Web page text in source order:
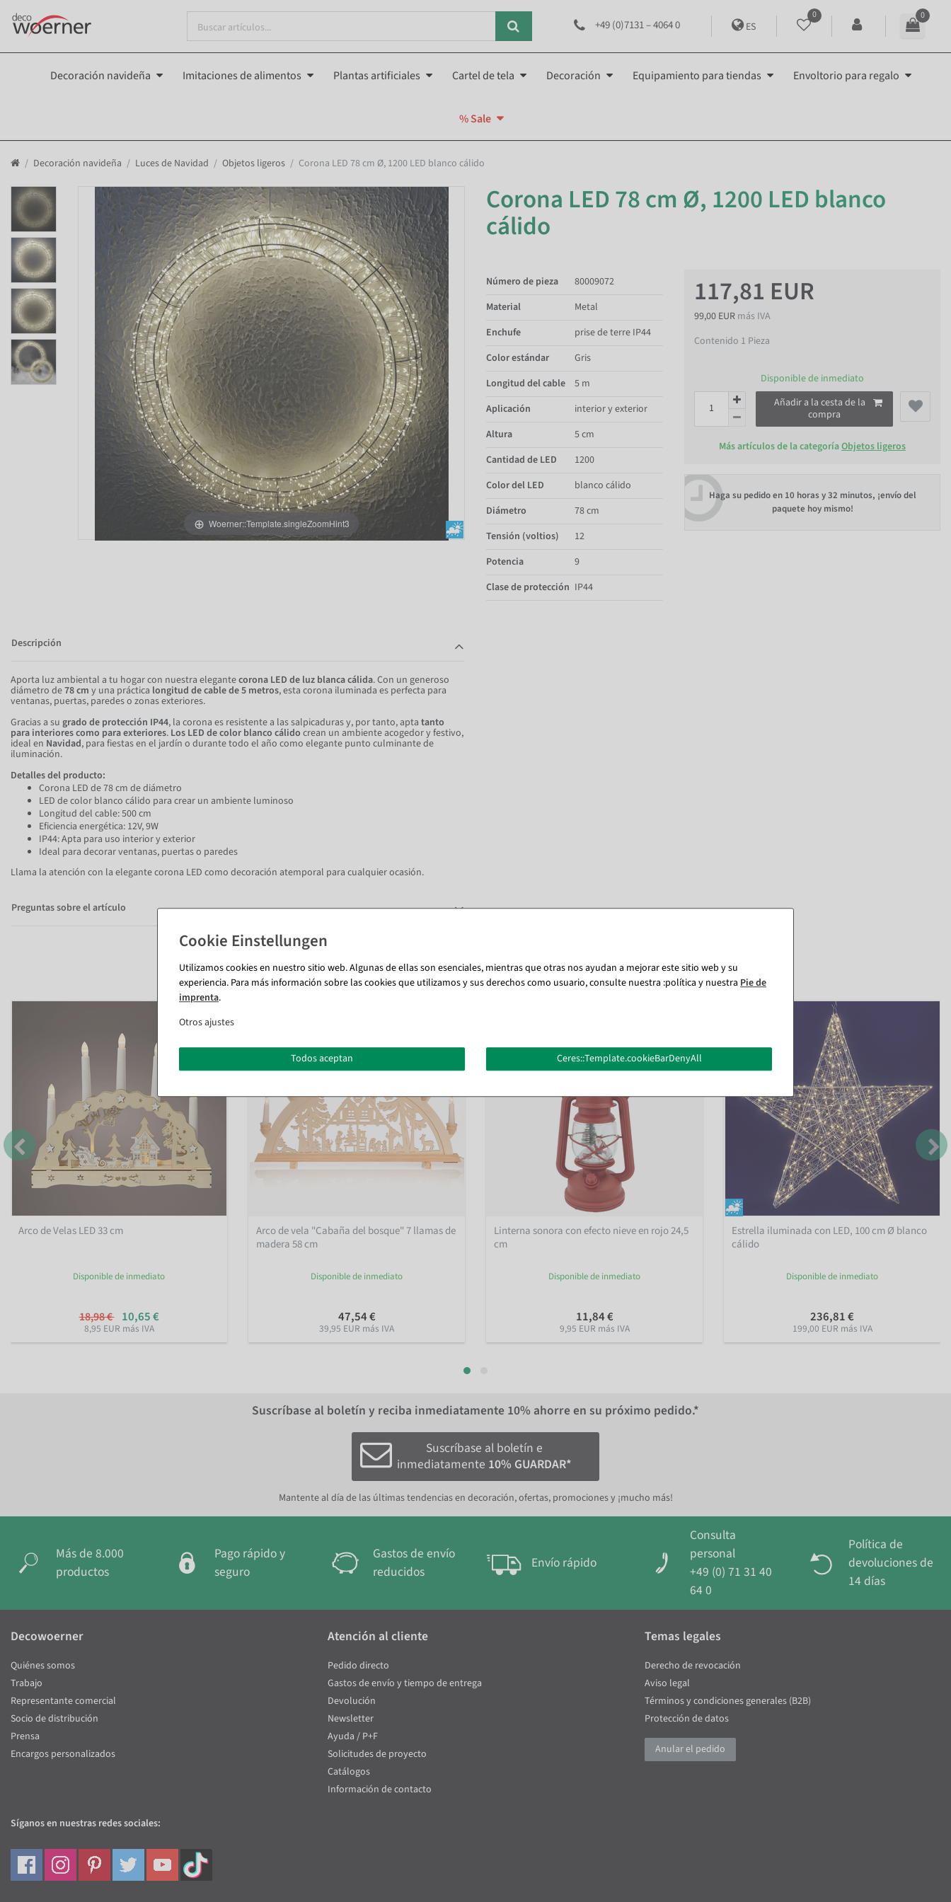
+49 (0)7131 – 4064 0 ES
0 0
Decoración navideña Imitaciones de alimentos Plantas artificiales Cartel de tela Decoración Equipamiento para tiendas Envoltorio para regalo
% Sale
Decoración navideña Luces de Navidad Objetos ligeros Corona LED 78 cm Ø, 1200 LED blanco cálido
Woerner::Template.singleZoomHint3
Corona LED 78 cm Ø, 1200 LED blanco
cálido
117,81 EUR
99,00 EUR más IVA
Contenido 1 Pieza
Disponible de inmediato
Añadir a la cesta de la
compra
Más artículos de la categoríaObjetos ligeros
Haga su pedido en 10 horas y 32 minutos, ¡envío del
paquete hoy mismo!
Número de pieza
80009072
Material
Metal
Enchufe
prise de terre IP44
Color estándar
Gris
Longitud del cable
5 m
Aplicación
interior y exterior
Altura
5 cm
Cantidad de LED
1200
Color del LED
blanco cálido
Diámetro
78 cm
Tensión (voltios)
12
Potencia
9
Clase de protección IP44
Descripción
Aporta luz ambiental a tu hogar con nuestra elegantecorona LED de luz blanca cálida. Con un generoso
diámetro de78 cm y una práctica longitud de cable de 5 metros, esta corona iluminada es perfecta para
ventanas, puertas, paredes o zonas exteriores.
Gracias a su grado de protección IP44, la corona es resistente a las salpicaduras y, por tanto, apta tanto
para interiores como para exteriores. Los LED de color blanco cálido crean un ambiente acogedor y festivo,
ideal en Navidad, para fiestas en el jardín o durante todo el año como elegante punto culminante de
iluminación.
Detalles del producto:
Corona LED de 78 cm de diámetro
LED de color blanco cálido para crear un ambiente luminoso
Longitud del cable: 500 cm
Eficiencia energética: 12V, 9W
IP44: Apta para uso interior y exterior
Ideal para decorar ventanas, puertas o paredes
Llama la atención con la elegante corona LED como decoración atemporal para cualquier ocasión.
Preguntas sobre el artículo
También te puede gustar (8)
%
Arco de Velas LED 33 cm
Disponible de inmediato
18,98 € 10,65 €
8,95 EUR más IVA
Arco de vela "Cabaña del bosque" 7 llamas de
madera 58 cm
Disponible de inmediato
47,54 €
39,95 EUR más IVA
Linterna sonora con efecto nieve en rojo 24,5
cm
Disponible de inmediato
11,84 €
9,95 EUR más IVA
Estrella iluminada con LED, 100 cm Ø blanco
cálido
Disponible de inmediato
236,81 €
199,00 EUR más IVA
Suscríbase al boletín y reciba inmediatamente 10% ahorre en su próximo pedido.*
Suscríbase al boletín e
inmediatamente 10% GUARDAR*
Mantente al día de las últimas tendencias en decoración, ofertas, promociones y ¡mucho más!
Más de 8.000
productos
Pago rápido y
seguro
Gastos de envío
reducidos
Envío rápido
Consulta
personal
+49 (0) 71 31 40
64 0
Política de
devoluciones de
14 días
Utilizamos cookies en nuestro sitio web. Algunas de ellas son esenciales, mientras que otras nos ayudan a mejorar este sitio web y su
experiencia. Para más información sobre las cookies que utilizamos y sus derechos como usuario, consulte nuestra :política y nuestra Pie de
imprenta.
Otros ajustes
Todos aceptan Ceres::Template.cookieBarDenyAll
Decowoerner
Quiénes somos
Trabajo
Representante comercial
Socio de distribución
Prensa
Encargos personalizados
Atención al cliente
Pedido directo
Gastos de envío y tiempo de entrega
Devolución
Newsletter
Ayuda / P+F
Solicitudes de proyecto
Catálogos
Información de contacto
Temas legales
Derecho de revocación
Aviso legal
Términos y condiciones generales (B2B)
Protección de datos
Anular el pedido
Síganos en nuestras redes sociales: